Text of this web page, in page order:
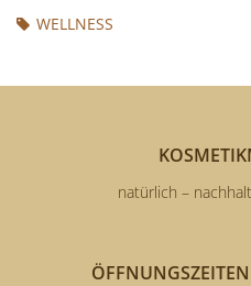
WELLNESS
natürlich –